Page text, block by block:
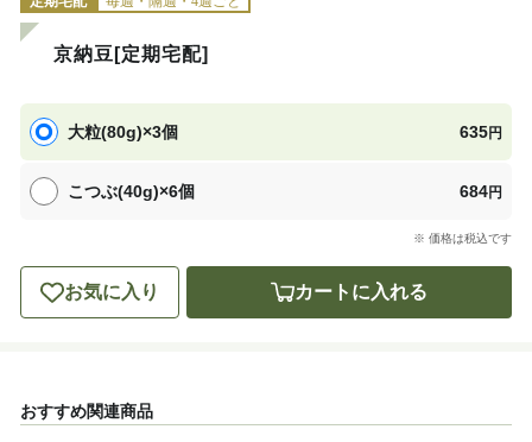
京納豆[定期宅配]
大粒(80g)×3個 635円
こつぶ(40g)×6個 684円
※ 価格は税込です
お気に入り カートに入れる
おすすめ関連商品